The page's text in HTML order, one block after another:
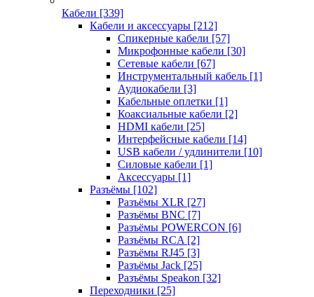
Кабели [339]
Кабели и аксессуары [212]
Спикерные кабели [57]
Микрофонные кабели [30]
Сетевые кабели [67]
Инструментальный кабель [1]
Аудиокабели [3]
Кабельные оплетки [1]
Коаксиальные кабели [2]
HDMI кабели [25]
Интерфейсные кабели [14]
USB кабели / удлинители [10]
Силовые кабели [1]
Аксессуары [1]
Разъёмы [102]
Разъёмы XLR [27]
Разъёмы BNC [7]
Разъёмы POWERCON [6]
Разъёмы RCA [2]
Разъёмы RJ45 [3]
Разъёмы Jack [25]
Разъёмы Speakon [32]
Переходники [25]